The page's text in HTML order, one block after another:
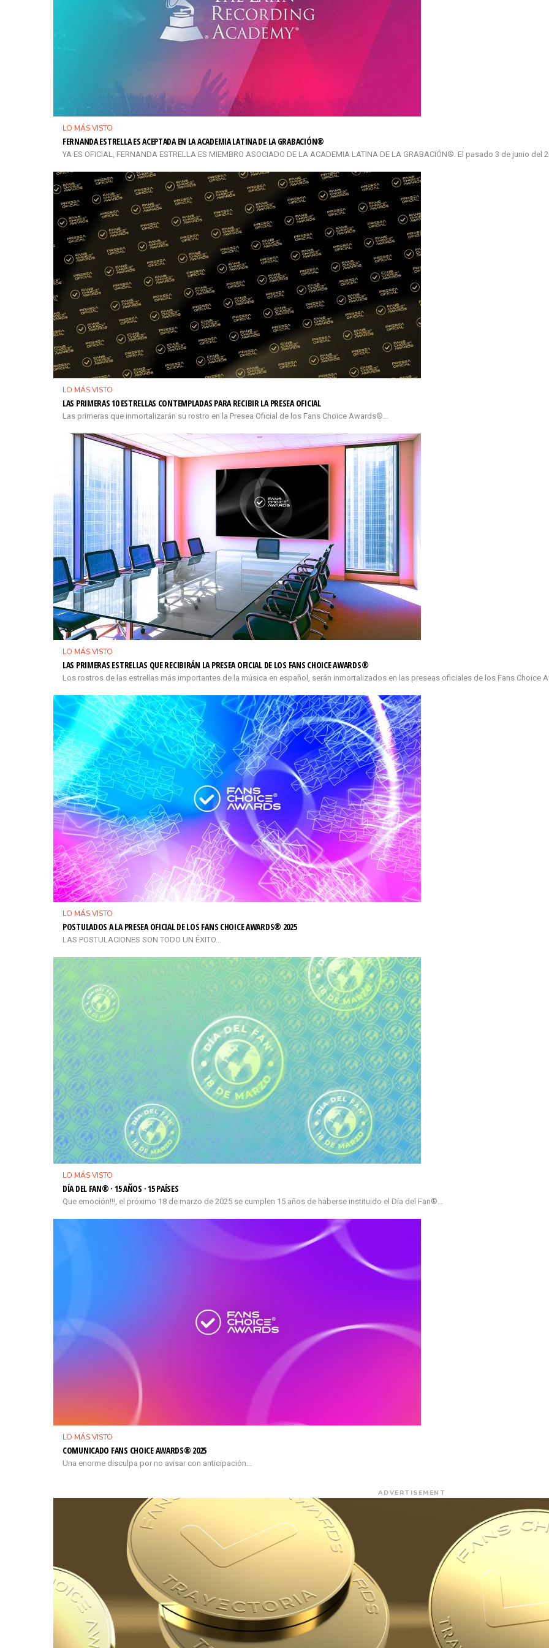
LO MÁS VISTO
FERNANDA ESTRELLA ES ACEPTADA EN LA ACADEMIA LATINA DE LA GRABACIÓN®
YA ES OFICIAL, FERNANDA ESTRELLA ES MIEMBRO ASOCIADO DE LA ACADEMIA LATINA DE LA GRABACIÓN®. El pasado 3 de junio del
LO MÁS VISTO
LAS PRIMERAS 10 ESTRELLAS CONTEMPLADAS PARA RECIBIR LA PRESEA OFICIAL
Las primeras que inmortalizarán su rostro en la Presea Oficial de los Fans Choice Awards®…
LO MÁS VISTO
LAS PRIMERAS ESTRELLAS QUE RECIBIRÁN LA PRESEA OFICIAL DE LOS FANS CHOICE AWARDS®
Los rostros de las estrellas más importantes de la música en español, serán inmortalizados en las preseas oficiales de los Fans Choice
LO MÁS VISTO
POSTULADOS A LA PRESEA OFICIAL DE LOS FANS CHOICE AWARDS® 2025
LAS POSTULACIONES SON TODO UN ÉXITO...
LO MÁS VISTO
DÍA DEL FAN® · 15 AÑOS · 15 PAÍSES
Que emoción!!!, el próximo 18 de marzo de 2025 se cumplen 15 años de haberse instituido el Día del Fan®…
LO MÁS VISTO
COMUNICADO FANS CHOICE AWARDS® 2025
Una enorme disculpa por no avisar con anticipación...
ADVERTISEMENT